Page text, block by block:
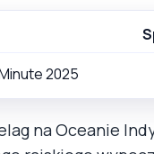
2025
na Oceanie